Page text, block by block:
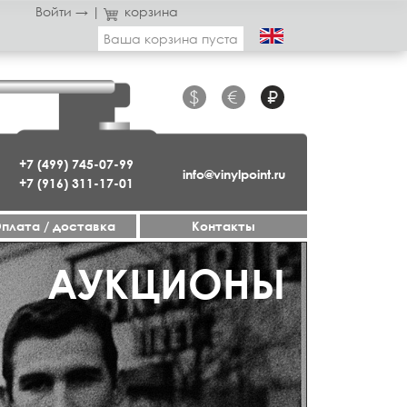
Войти → |
корзина
Ваша корзина пуста
+7 (499) 745-07-99
+7 (916) 311-17-01
$ € ₽
info@vinylpoint.ru
/ доставка Контакты
ОТКРЫТ
АУКЦИОНЫ